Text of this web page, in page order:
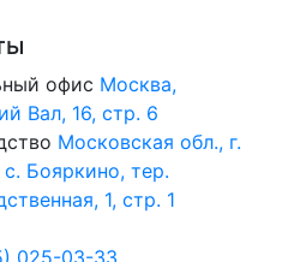
офис Москва,
Вал, 16, стр. 6
Московская обл., г.
Бояркино, тер.
1, стр. 1